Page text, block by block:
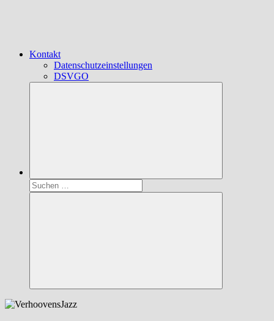
Kontakt
Datenschutzeinstellungen
DSVGO
Suchen
nach:
Suchen